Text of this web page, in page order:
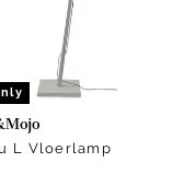
L Vloerlamp